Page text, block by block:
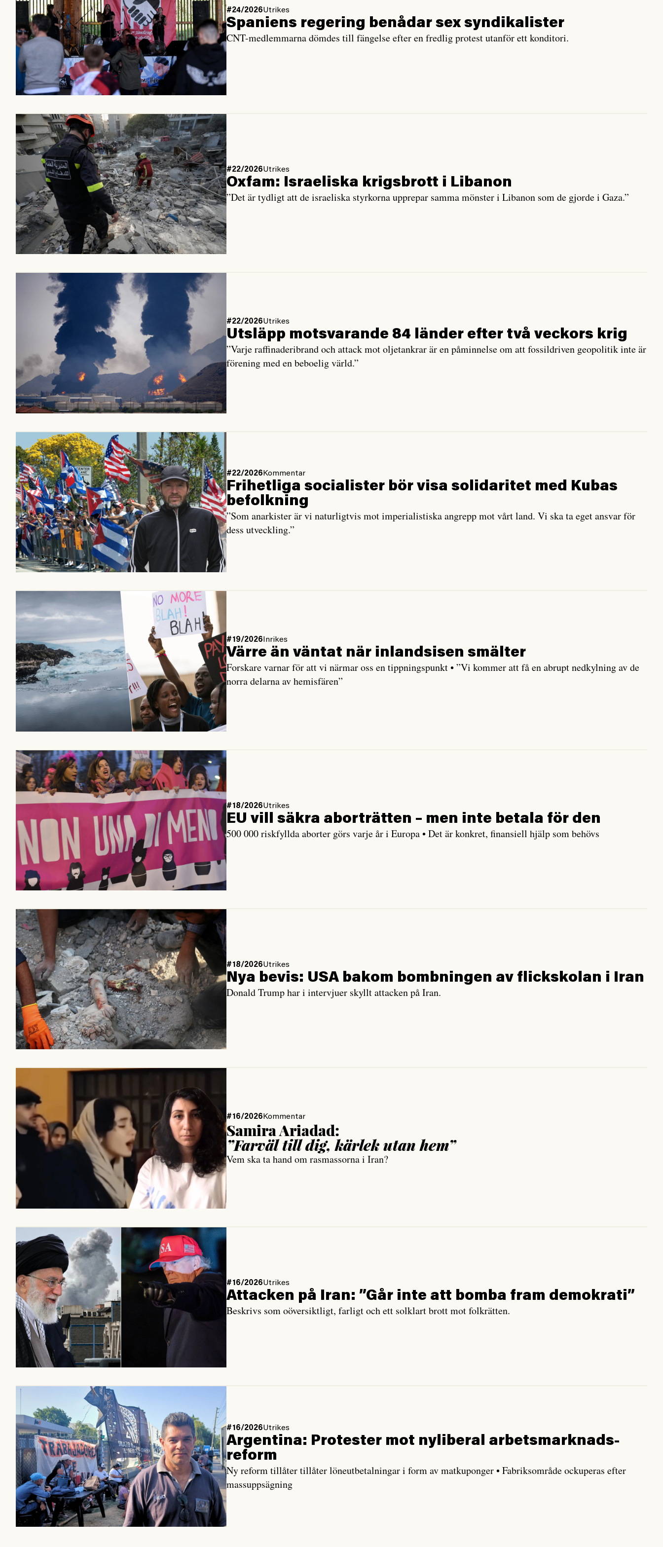
#24/2026Utrikes
Spaniens regering benådar sex syndikalister
CNT-medlemmarna dömdes till fängelse efter en fredlig protest utanför ett konditori.
#22/2026Utrikes
Oxfam: Israeliska krigsbrott i Libanon
”Det är tydligt att de israeliska styrkorna upprepar samma mönster i Libanon som de gjorde i Gaza.”
#22/2026Utrikes
Utsläpp motsvarande 84 länder efter två veckors krig
”Varje raffinaderibrand och attack mot oljetankrar är en påminnelse om att fossildriven geopolitik inte är
förening med en beboelig värld.”
#22/2026 Kommentar
Frihetliga socialister bör visa solidaritet med Kubas
befolkning
”Som anarkister är vi naturligtvis mot imperialistiska angrepp mot vårt land. Vi ska ta eget ansvar för
dess utveckling.”
#19/2026Inrikes
Värre än väntat när inlandsisen smälter
Forskare varnar för att vi närmar oss en tippningspunkt • ”Vi kommer att få en abrupt nedkylning av de
norra delarna av hemisfären”
#18/2026Utrikes
EU vill säkra aborträtten – men inte betala för den
500 000 riskfyllda aborter görs varje år i Europa • Det är konkret, finansiell hjälp som behövs
#18/2026Utrikes
Nya bevis: USA bakom bombningen av flickskolan i Iran
Donald Trump har i intervjuer skyllt attacken på Iran.
#16/2026 Kommentar
Samira Ariadad:
”Farväl till dig, kärlek utan hem”
Vem ska ta hand om rasmassorna i Iran?
#16/2026Utrikes
Attacken på Iran: ”Går inte att bomba fram demokrati”
Beskrivs som oöversiktligt, farligt och ett solklart brott mot folkrätten.
#16/2026Utrikes
Argentina: Protester mot ny­liberal arbets­marknads­
reform
Ny reform tillåter tillåter löneutbetalningar i form av matkuponger • Fabriksområde ockuperas efter
massuppsägning